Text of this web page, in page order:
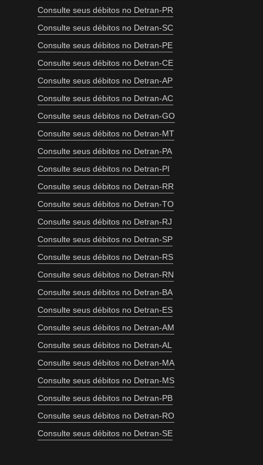
Consulte seus débitos no Detran-PR
Consulte seus débitos no Detran-SC
Consulte seus débitos no Detran-PE
Consulte seus débitos no Detran-CE
Consulte seus débitos no Detran-AP
Consulte seus débitos no Detran-AC
Consulte seus débitos no Detran-GO
Consulte seus débitos no Detran-MT
Consulte seus débitos no Detran-PA
Consulte seus débitos no Detran-PI
Consulte seus débitos no Detran-RR
Consulte seus débitos no Detran-TO
Consulte seus débitos no Detran-RJ
Consulte seus débitos no Detran-SP
Consulte seus débitos no Detran-RS
Consulte seus débitos no Detran-RN
Consulte seus débitos no Detran-BA
Consulte seus débitos no Detran-ES
Consulte seus débitos no Detran-AM
Consulte seus débitos no Detran-AL
Consulte seus débitos no Detran-MA
Consulte seus débitos no Detran-MS
Consulte seus débitos no Detran-PB
Consulte seus débitos no Detran-RO
Consulte seus débitos no Detran-SE